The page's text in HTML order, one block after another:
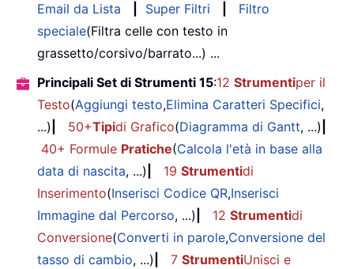
Email da Lista
Super Filtri
Filtro
speciale(Filtra celle con testo in
grassetto/corsivo/barrato...) ...
Principali Set di Strumenti 15:12 Strumentiper il
Testo(Aggiungi testo,Elimina Caratteri Specifici,
...)
50+Tipidi Grafico(Diagramma di Gantt, ...)
40+ Formule Pratiche(Calcola l'età in base alla
data di nascita, ...) 19 Strumentidi
Inserimento(Inserisci Codice QR,Inserisci
Immagine dal Percorso, ...) 12 Strumentidi
Conversione(Converti in parole,Conversione del
tasso di cambio, ...) 7 StrumentiUnisci e